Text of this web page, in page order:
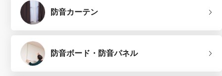
防音カーテン
防音ボード・防音パネル